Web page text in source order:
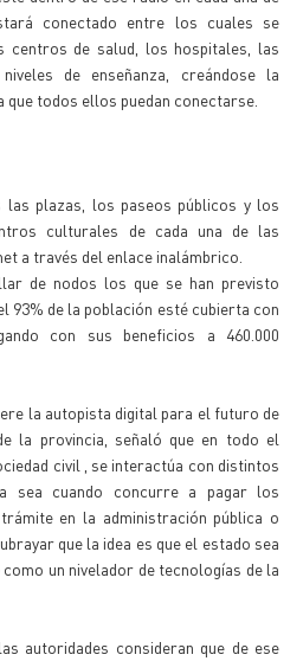
conectado entre los cuales se
centros de salud, los hospitales, las
de enseñanza, creándose la
que todos ellos puedan conectarse.
las plazas, los paseos públicos y los
culturales de cada una de las
a través del enlace inalámbrico.
de nodos los que se han previsto
93% de la población esté cubierta con
con sus beneficios a 460.000
la autopista digital para el futuro de
la provincia, señaló que en todo el
civil , se interactúa con distintos
sea cuando concurre a pagar los
en la administración pública o
que la idea es que el estado sea
un nivelador de tecnologías de la
autoridades consideran que de ese